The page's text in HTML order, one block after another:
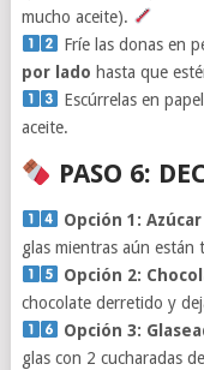
mucho aceite).
Fríe las donas en
por lado hasta que
Escúrrelas en
aceite.
PASO 6:
Opción 1:
glas mientras aún están
Opción 2:
chocolate derretido y
Opción 3:
glas con 2 cucharadas